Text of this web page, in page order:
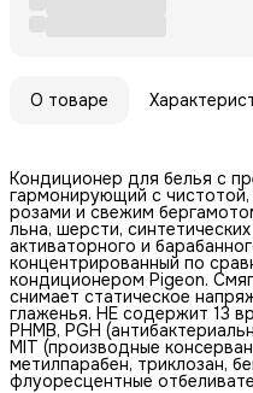
О товаре
Кондиционер для белья с
гармонирующий с
розами и свежим
льна, шерсти,
активаторного и
концентрированный по
кондиционером Pigeon.
снимает статическое
глаженья. НЕ содержит 13
PHMB, PGH
MIT (производные
метилпарабен, триклозан,
флуоресцентные